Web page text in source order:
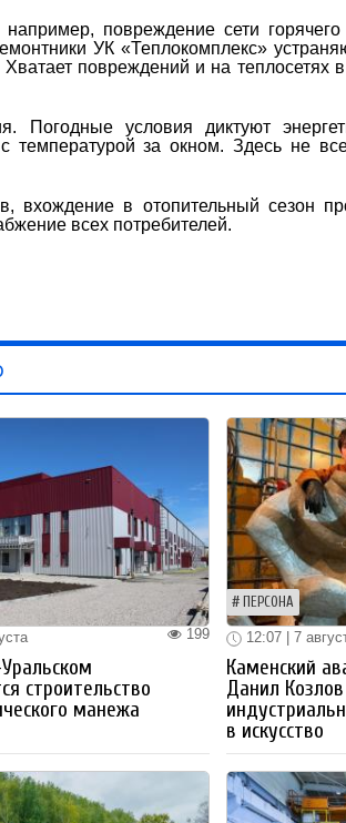
повреждение сети
УК «Теплокомплекс»
повреждений и на теплосетях
Погодные условия диктуют
температурой за окном. Здесь не
вхождение в отопительный сезон
всех потребителей.
199
строительство
манежа
ПЕРСОНА
12:07 | 7
Каменский
Данил
в искусство